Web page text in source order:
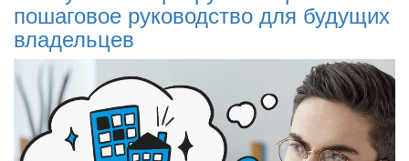
пошаговое руководство для будущих
владельцев